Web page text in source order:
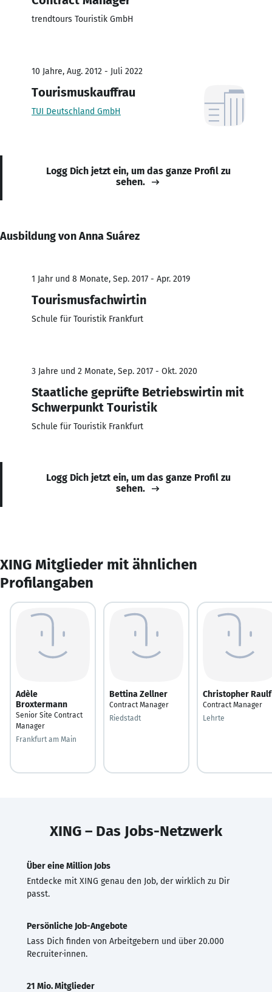
trendtours Touristik GmbH
10 Jahre, Aug. 2012 - Juli 2022
Tourismuskauffrau
TUI Deutschland GmbH
Logg Dich jetzt ein, um das ganze Profil zu
sehen.
Ausbildung von Anna Suárez
1 Jahr und 8 Monate, Sep. 2017 - Apr. 2019
Tourismusfachwirtin
Schule für Touristik Frankfurt
3 Jahre und 2 Monate, Sep. 2017 - Okt. 2020
Staatliche geprüfte Betriebswirtin mit
Schwerpunkt Touristik
Schule für Touristik Frankfurt
Logg Dich jetzt ein, um das ganze Profil zu
sehen.
XING Mitglieder mit ähnlichen
Profilangaben
Adèle
Broxtermann
Senior Site Contract
Manager
Frankfurt am Main
Bettina Zellner
Contract Manager
Riedstadt
Christopher Raulf
Contract Manager
Lehrte
XING – Das Jobs-Netzwerk
Über eine Million Jobs
Entdecke mit XING genau den Job, der wirklich zu Dir
passt.
Persönliche Job-Angebote
Lass Dich finden von Arbeitgebern und über 20.000
Recruiter·innen.
21 Mio. Mitglieder